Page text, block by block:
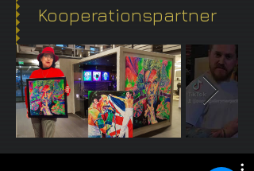
Kooperationspartner